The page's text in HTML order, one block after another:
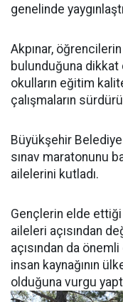
genelinde
Akpınar,
bulunduğuna dikkat
okulların eğitim
çalışmaların
Büyükşehir
sınav maratonunu
ailelerini kutladı.
Gençlerin elde ettiği
aileleri açısından
açısından da
insan kaynağının
olduğuna vurgu